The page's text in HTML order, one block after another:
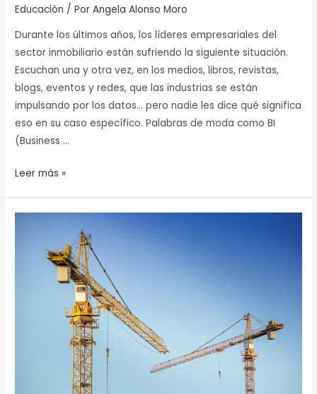
Educación / PorAngela Alonso Moro
Durante los últimos años, los líderes empresariales del
sector inmobiliario están sufriendo la siguiente situación.
Escuchan una y otra vez, en los medios, libros, revistas,
blogs, eventos y redes, que las industrias se están
impulsando por los datos… pero nadie les dice qué significa
eso en su caso específico. Palabras de moda como BI
(Business …
Leer más »
modelos